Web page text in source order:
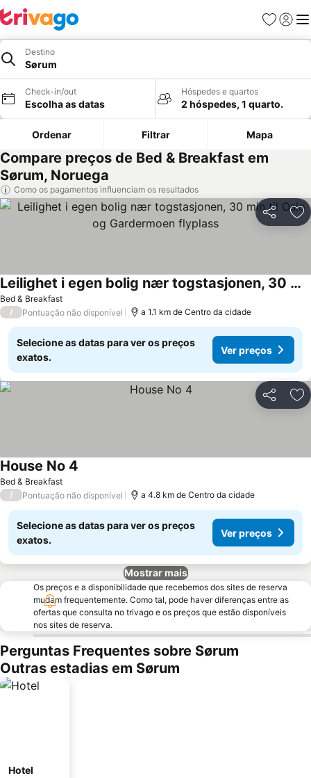
Favoritos
Iniciar
Destino
Sørum
Check-in/out
Escolha as datas
Hóspedes e quartos
2 hóspedes, 1 quarto.
Ordenar Filtrar Mapa
Compare preços de Bed & Breakfast em
Sørum, Noruega
Como os pagamentos influenciam os resultados
Partilhar
Bed & Breakfast
Leilighet i egen bolig nær togstasjonen, 30 min til Oslo og Gardermoen flyplass
/ Pontuação não disponível a 1.1 km de Centro da cidade
Selecione as datas para ver os preços
exatos.
Ver preços
Partilhar
Bed & Breakfast
House No 4
/ Pontuação não disponível a 4.8 km de Centro da cidade
Selecione as datas para ver os preços
exatos.
Ver preços
Mostrar mais
Os preços e a disponibilidade que recebemos dos sites de reserva
mudam frequentemente. Como tal, pode haver diferenças entre as
ofertas que consulta no trivago e os preços que estão disponíveis
nos sites de reserva.
Perguntas Frequentes sobre Sørum
Outras estadias em Sørum
Hotel